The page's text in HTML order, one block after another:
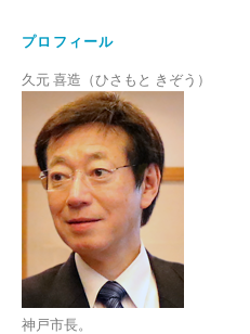
プロフィール
久元 喜造（ひさもと きぞう）
神戸市長。